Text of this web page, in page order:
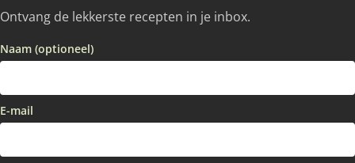
Ontvang de lekkerste recepten in je inbox.
Naam (optioneel)
E-mail